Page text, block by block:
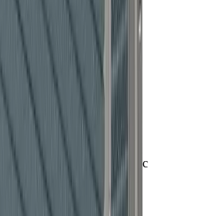
на выходе:
пара
нагрева калорифера:
Па
в фронт. сечении, кг/м²·с